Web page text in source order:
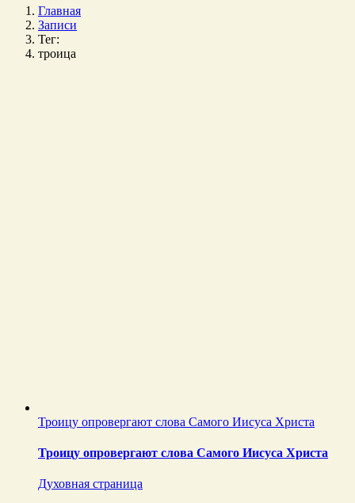
Главная
Записи
Тег:
троица
Троицу опровергают слова Самого Иисуса Христа
Троицу опровергают слова Самого Иисуса Христа
Духовная страница